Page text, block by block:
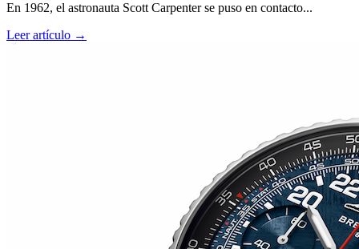
RM O7-01 COLOURED CERAMICS 2026 de RICHARD
En 1962, el astronauta Scott Carpenter se puso en contacto...
Leer artículo →